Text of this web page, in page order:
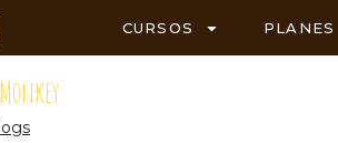
CURSOS PLANES